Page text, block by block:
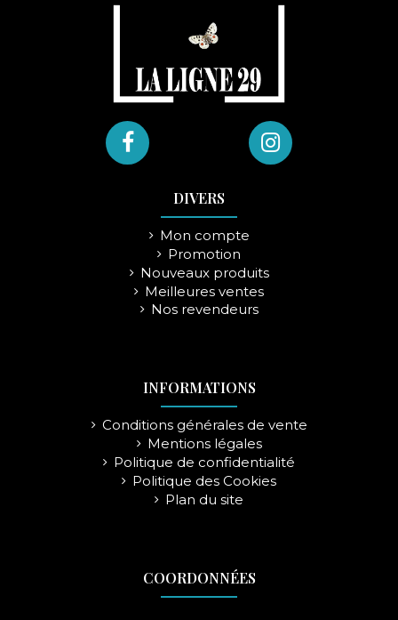
DIVERS
Mon compte
Promotion
Nouveaux produits
Meilleures ventes
Nos revendeurs
INFORMATIONS
Conditions générales de vente
Mentions légales
Politique de confidentialité
Politique des Cookies
Plan du site
COORDONNÉES